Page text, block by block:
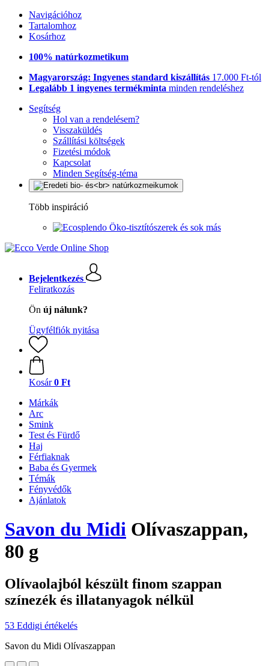
Navigációhoz
Tartalomhoz
Kosárhoz
100% natúrkozmetikum
Magyarország: Ingyenes standard kiszállítás 17.000 Ft-tól
Legalább 1 ingyenes termékminta minden rendeléshez
Segítség
Hol van a rendelésem?
Visszaküldés
Szállítási költségek
Fizetési módok
Kapcsolat
Minden Segítség-téma
Több inspiráció
Öko-tisztítószerek és sok más
Bejelentkezés
Feliratkozás
Ön új nálunk?
Ügyfélfiók nyitása
Kosár 0 Ft
Márkák
Arc
Smink
Test és Fürdő
Haj
Férfiaknak
Baba és Gyermek
Témák
Fényvédők
Ajánlatok
Savon du Midi Olívaszappan,
80 g
Olívaolajból készült finom szappan
színezék és illatanyagok nélkül
53 Eddigi értékelés
Savon du Midi Olívaszappan